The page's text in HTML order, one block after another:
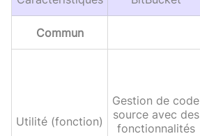
Commun
Utilité (fonction)
Gestion de code
source avec des
fonctionnalités